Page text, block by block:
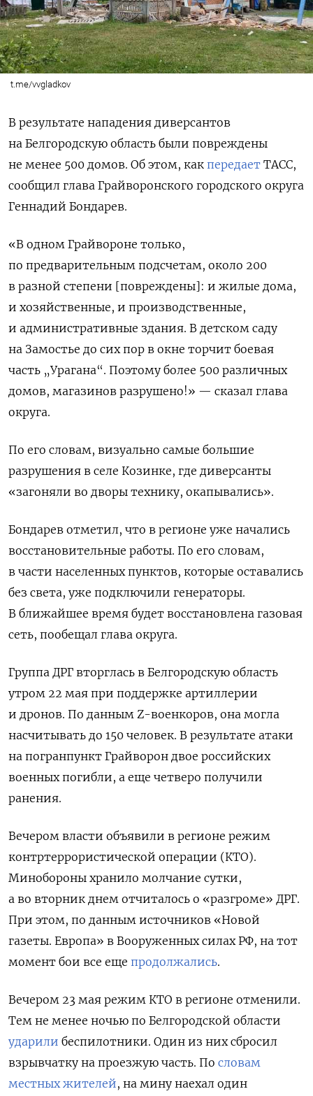
t.me/vvgladkov
В результате нападения диверсантов
на Белгородскую область были повреждены
не менее 500 домов. Об этом, как передает ТАСС,
сообщил глава Грайворонского городского округа
Геннадий Бондарев.
«В одном Грайвороне только,
по предварительным подсчетам, около 200
в разной степени [повреждены]: и жилые дома,
и хозяйственные, и производственные,
и административные здания. В детском саду
на Замостье до сих пор в окне торчит боевая
часть „Урагана“. Поэтому более 500 различных
домов, магазинов разрушено!» — сказал глава
округа.
По его словам, визуально самые большие
разрушения в селе Козинке, где диверсанты
«загоняли во дворы технику, окапывались».
Бондарев отметил, что в регионе уже начались
восстановительные работы. По его словам,
в части населенных пунктов, которые оставались
без света, уже подключили генераторы.
В ближайшее время будет восстановлена газовая
сеть, пообещал глава округа.
Группа ДРГ вторглась в Белгородскую область
утром 22 мая при поддержке артиллерии
и дронов. По данным Z-военкоров, она могла
насчитывать до 150 человек. В результате атаки
на погранпункт Грайворон двое российских
военных погибли, а еще четверо получили
ранения.
Вечером власти объявили в регионе режим
контртеррористической операции (КТО).
Минобороны хранило молчание сутки,
а во вторник днем отчиталось о «разгроме» ДРГ.
При этом, по данным источников «Новой
газеты. Европа» в Вооруженных силах РФ, на тот
момент бои все еще продолжались.
Вечером 23 мая режим КТО в регионе отменили.
Тем не менее ночью по Белгородской области
ударили беспилотники. Один из них сбросил
взрывчатку на проезжую часть. По словам
местных жителей, на мину наехал один